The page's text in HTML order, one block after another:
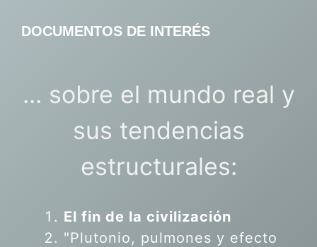
DOCUMENTOS DE INTERÉS
... sobre el mundo real y
sus tendencias
estructurales:
El fin de la civilización
"Plutonio, pulmones y efecto